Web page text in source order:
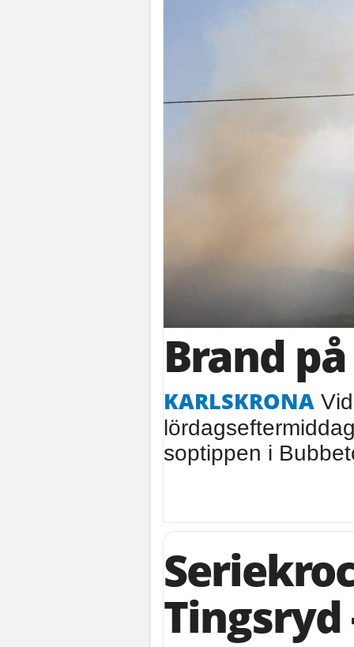
Brand
KARLSKRONA
soptippen i
Tingsryd